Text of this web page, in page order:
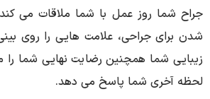
جراح شما روز عمل با شما ملاقات می کند
شدن برای جراحی، علامت هایی را روی
زیبایی شما همچنین رضایت نهایی شما را
لحظه آخری شما پاسخ می دهد.